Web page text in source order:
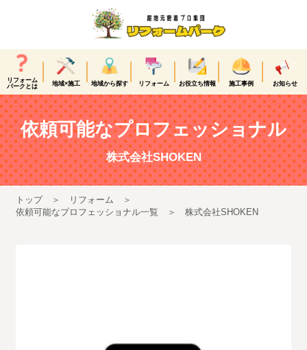
リフォーム
パークとは
地域×施工 地域から探す リフォーム お役立ち情報 施工事例 お知らせ
依頼可能なプロフェッショナル
株式会社SHOKEN
トップ
リフォーム
依頼可能なプロフェッショナル一覧
株式会社SHOKEN